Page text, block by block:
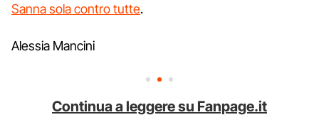
Sanna sola contro tutte.
Alessia Mancini
Continua a leggere su Fanpage.it